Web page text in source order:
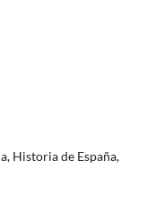
Historia de España,